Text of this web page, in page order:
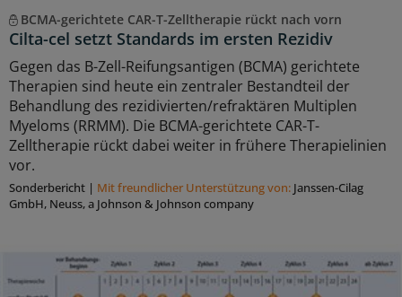
BCMA-gerichtete CAR-T-Zelltherapie rückt nach vorn
Cilta-cel setzt Standards im ersten Rezidiv
Gegen das B-Zell-Reifungsantigen (BCMA) gerichtete
Therapien sind heute ein zentraler Bestandteil der
Behandlung des rezidivierten/refraktären Multiplen
Myeloms (RRMM). Die BCMA-gerichtete CAR-T-
Zelltherapie rückt dabei weiter in frühere Therapielinien
vor.
Sonderbericht | Mit freundlicher Unterstützung von: Janssen-Cilag
GmbH, Neuss, a Johnson & Johnson company